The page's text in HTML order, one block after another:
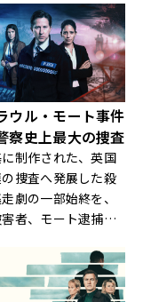
・エールが、遺体
た事実を手掛かり
独自の“捜査”で事
る！フランスの名
ル・ドパルデュー
リー・ドパルデュ
格法医学ミステリ
ウル・モート事件
察史上最大の捜査
制作された、英国
捜査へ発展した殺
劇の一部始終を、
者、モート逮捕の
件の報道を行った地
ナリストの視点から